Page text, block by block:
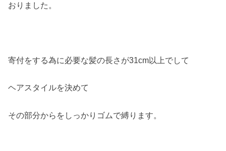
おりました。
寄付をする為に必要な髪の長さが31cm以上でして
ヘアスタイルを決めて
その部分からをしっかりゴムで縛ります。